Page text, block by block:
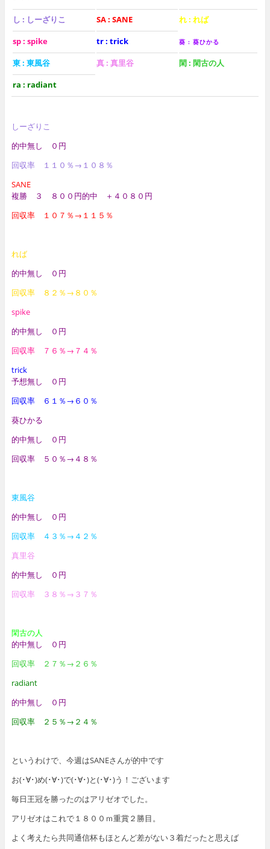
し : しーざりこ SA : SANE
れ : れば
sp : spike
tr : trick 葵 : 葵ひかる
東 : 東風谷 真 : 真里谷
閑 : 閑古の人
ra : radiant
しーざりこ
的中無し ０円
回収率 １１０％→１０８％
SANE
複勝 ３ ８００円的中 ＋４０８０円
回収率 １０７％→１１５％
れば
的中無し ０円
回収率 ８２％→８０％
spike
的中無し ０円
回収率 ７６％→７４％
trick
予想無し ０円
回収率 ６１％→６０％
葵ひかる
的中無し ０円
回収率 ５０％→４８％
東風谷
的中無し ０円
回収率
４３％→４２％
真里谷
的中無し ０円
回収率 ３８％→３７％
閑古の人
的中無し ０円
回収率 ２７％→２６％
radiant
的中無し ０円
回収率 ２５％→２４％
というわけで、今週はSANEさんが的中です
お(･∀･)め(･∀･)で(･∀･)と(･∀･)う！ございます
毎日王冠を勝ったのはアリゼオでした。
アリゼオはこれで１８００ｍ重賞２勝目。
よく考えたら共同通信杯もほとんど差がない３着だったと思えば